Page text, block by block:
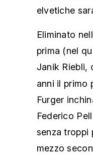
elvetiche
Eliminato
prima (nel
Janik Riebli,
anni il primo
Furger
Federico
senza troppi
mezzo